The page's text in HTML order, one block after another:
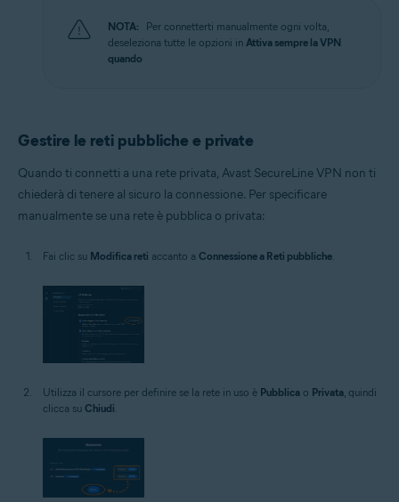
NOTA:
Per connetterti manualmente ogni volta,
deseleziona tutte le opzioni in Attiva sempre la VPN
quando
Gestire le reti pubbliche e private
Quando ti connetti a una rete privata, Avast SecureLine VPN non ti
chiederà di tenere al sicuro la connessione. Per specificare
manualmente se una rete è pubblica o privata:
Fai clic su Modifica reti accanto a Connessione a Reti pubbliche
Utilizza il cursore per definire se la rete in uso è Pubblica o Privata, quindi
clicca su Chiudi.